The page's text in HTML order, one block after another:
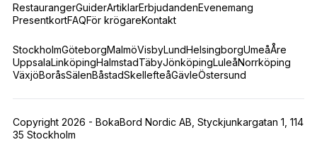
RestaurangerGuiderArtiklarErbjudandenEvenemang
PresentkortFAQFör krögareKontakt
StockholmGöteborgMalmöVisbyLundHelsingborgUmeåÅre
UppsalaLinköpingHalmstadTäbyJönköpingLuleåNorrköping
VäxjöBoråsSälenBåstadSkellefteåGävleÖstersund
Copyright 2026 - BokaBord Nordic AB, Styckjunkargatan 1, 114
35 Stockholm